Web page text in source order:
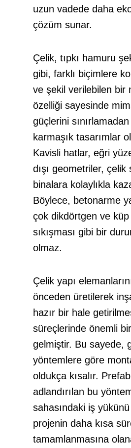
uzun vadede daha
çözüm sunar.
Çelik, tıpkı hamuru
gibi, farklı biçimlere
ve şekil verilebilen bir
özelliği sayesinde
güçlerini
karmaşık tasarımlar
Kavisli hatlar, eğri
dışı geometriler, çelik
binalara kolaylıkla
Böylece, betonarme
çok dikdörtgen ve
sıkışması gibi bir
olmaz.
Çelik yapı
önceden üretilerek
hazır bir hale
süreçlerinde önemli
gelmiştir. Bu sayede,
yöntemlere göre
oldukça kısalır.
adlandırılan bu
sahasındaki iş
projenin daha kısa
tamamlanmasına